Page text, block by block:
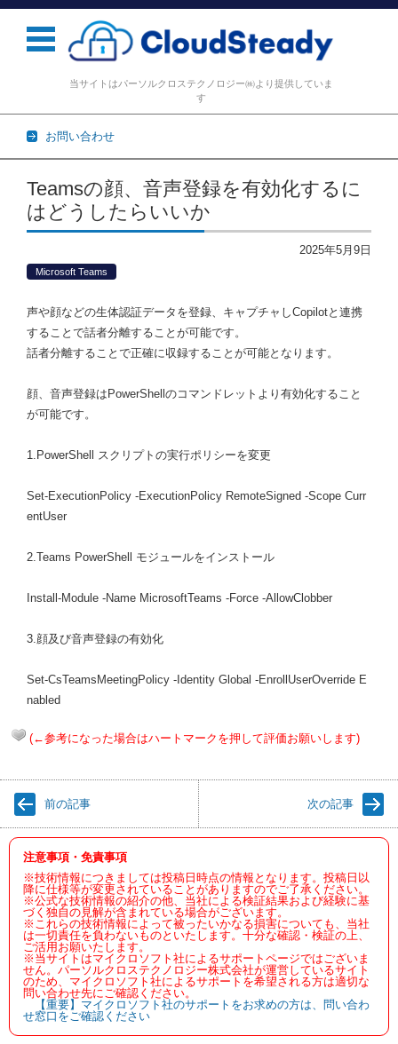
当サイトはパーソルクロステクノロジー㈱より提供していま
す
お問い合わせ
コンテンツに移動
Teamsの顔、音声登録を有効化するに
はどうしたらいいか
2025年5月9日
Microsoft Teams
声や顔などの生体認証データを登録、キャプチャしCopilotと連携
することで話者分離することが可能です。
話者分離することで正確に収録することが可能となります。
顔、音声登録はPowerShellのコマンドレットより有効化すること
が可能です。
1.PowerShell スクリプトの実行ポリシーを変更
Set-ExecutionPolicy -ExecutionPolicy RemoteSigned -Scope Curr
entUser
2.Teams PowerShell モジュールをインストール
Install-Module -Name MicrosoftTeams -Force -AllowClobber
3.顔及び音声登録の有効化
Set-CsTeamsMeetingPolicy -Identity Global -EnrollUserOverride E
nabled
(←参考になった場合はハートマークを押して評価お願いします)
前の記事 次の記事
注意事項・免責事項
※技術情報につきましては投稿日時点の情報となります。投稿日以
降に仕様等が変更されていることがありますのでご了承ください。
※公式な技術情報の紹介の他、当社による検証結果および経験に基
づく独自の見解が含まれている場合がございます。
※これらの技術情報によって被ったいかなる損害についても、当社
は一切責任を負わないものといたします。十分な確認・検証の上、
ご活用お願いたします。
※当サイトはマイクロソフト社によるサポートページではございま
せん。パーソルクロステクノロジー株式会社が運営しているサイト
のため、マイクロソフト社によるサポートを希望される方は適切な
問い合わせ先にご確認ください。
【重要】マイクロソフト社のサポートをお求めの方は、問い合わ
せ窓口をご確認ください